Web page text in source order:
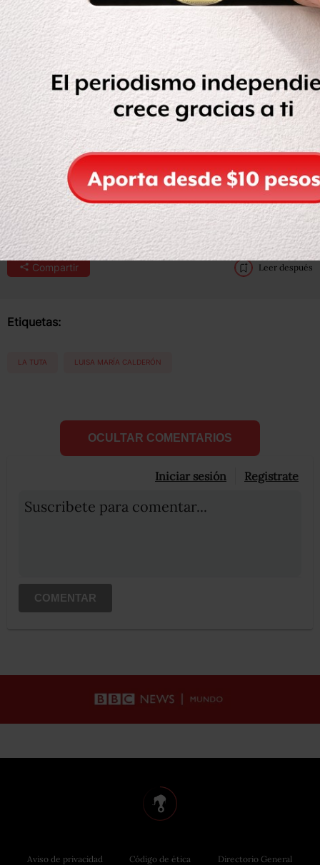
Con información de Milenio y Proceso.
Compartir Leer después
Etiquetas:
LA TUTA LUISA MARÍA CALDERÓN
OCULTAR COMENTARIOS
Iniciar sesión Registrate
Suscribete para comentar...
COMENTAR
Aviso de privacidad Código de ética Directorio General